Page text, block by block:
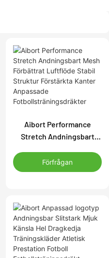
Aibort Performance
Stretch Andningsbart
Stabil Struktur Förstärkta
Kanter Anpassade
Förfrågan